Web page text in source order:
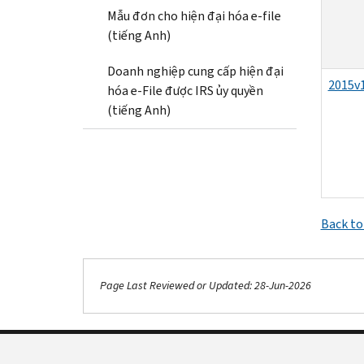
Mẫu đơn cho hiện đại hóa e-file
(tiếng Anh)
Doanh nghiệp cung cấp hiện đại
hóa e-File được IRS ủy quyền
(tiếng Anh)
Back
Page Last Reviewed or Updated: 28-Jun-2026